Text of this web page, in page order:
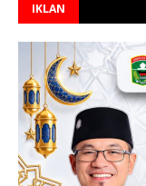
IKLAN